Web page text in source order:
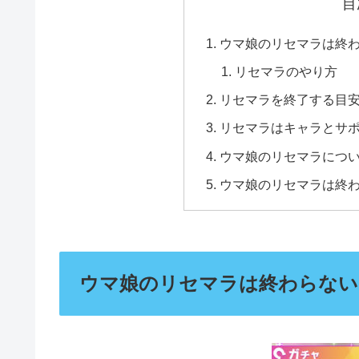
ウマ娘のリセマラは終
リセマラのやり方
リセマラを終了する目
リセマラはキャラとサ
ウマ娘のリセマラにつ
ウマ娘のリセマラは終
ウマ娘のリセマラは終わらな